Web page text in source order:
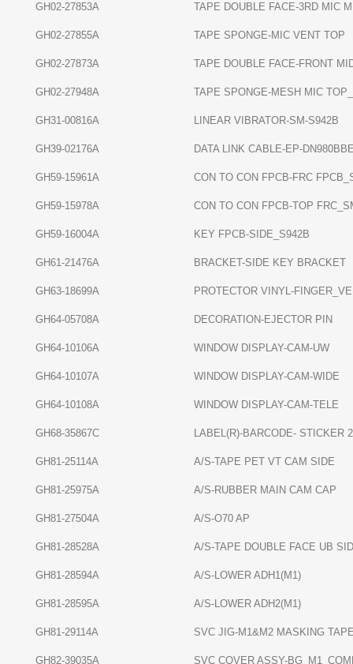
GH02-27853A TAPE DOUBLE FACE-3RD MIC
GH02-27855A TAPE SPONGE-MIC VENT TOP
GH02-27873A TAPE DOUBLE FACE-FRONT
GH02-27948A TAPE SPONGE-MESH MIC
GH31-00816A LINEAR VIBRATOR-SM-S942B
GH39-02176A DATA LINK CABLE-EP-
GH59-15961A CON TO CON FPCB-FRC
GH59-15978A CON TO CON FPCB-TOP
GH59-16004A KEY FPCB-SIDE_S942B
GH61-21476A BRACKET-SIDE KEY BRACKET
GH63-18699A PROTECTOR VINYL-FINGER_VE
GH64-05708A DECORATION-EJECTOR PIN
GH64-10106A WINDOW DISPLAY-CAM-UW
GH64-10107A WINDOW DISPLAY-CAM-WIDE
GH64-10108A WINDOW DISPLAY-CAM-TELE
GH68-35867C LABEL(R)-BARCODE- STICKER
GH81-25114A A/S-TAPE PET VT CAM SIDE
GH81-25975A A/S-RUBBER MAIN CAM CAP
GH81-27504A A/S-O70 AP
GH81-28528A A/S-TAPE DOUBLE FACE UB
GH81-28594A A/S-LOWER ADH1(M1)
GH81-28595A A/S-LOWER ADH2(M1)
GH81-29114A SVC JIG-M1&M2 MASKING
GH82-39035A SVC COVER ASSY-